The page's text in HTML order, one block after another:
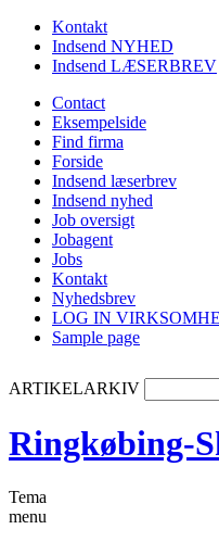
Kontakt
Indsend NYHED
Indsend LÆSERBREV
Contact
Eksempelside
Find firma
Forside
Indsend læserbrev
Indsend nyhed
Job oversigt
Jobagent
Jobs
Kontakt
Nyhedsbrev
LOG IN
Sample page
ARTIKELARKIV
Ringkøbing-
Tema
menu